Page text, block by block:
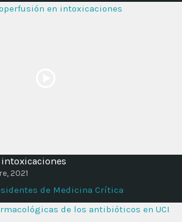
2021
de Medicina Crítica